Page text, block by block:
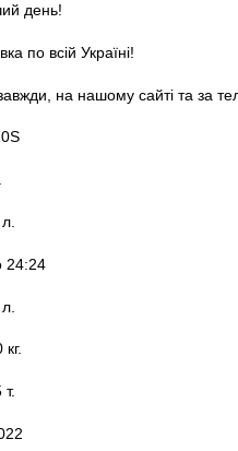
день!
по всій Україні!
на нашому сайті та за
24:24